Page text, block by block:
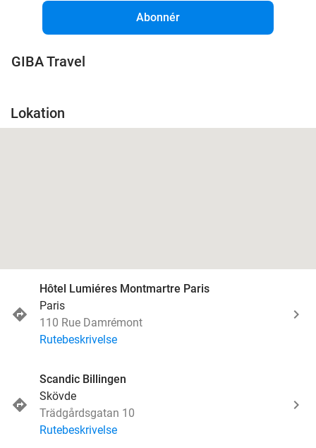
Abonnér
GIBA Travel
Lokation
Hôtel Lumiéres Montmartre Paris
Paris
110 Rue Damrémont
Rutebeskrivelse
Scandic Billingen
Skövde
Trädgårdsgatan 10
Rutebeskrivelse